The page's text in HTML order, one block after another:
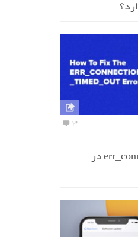
۳
err_connection_timed_out در